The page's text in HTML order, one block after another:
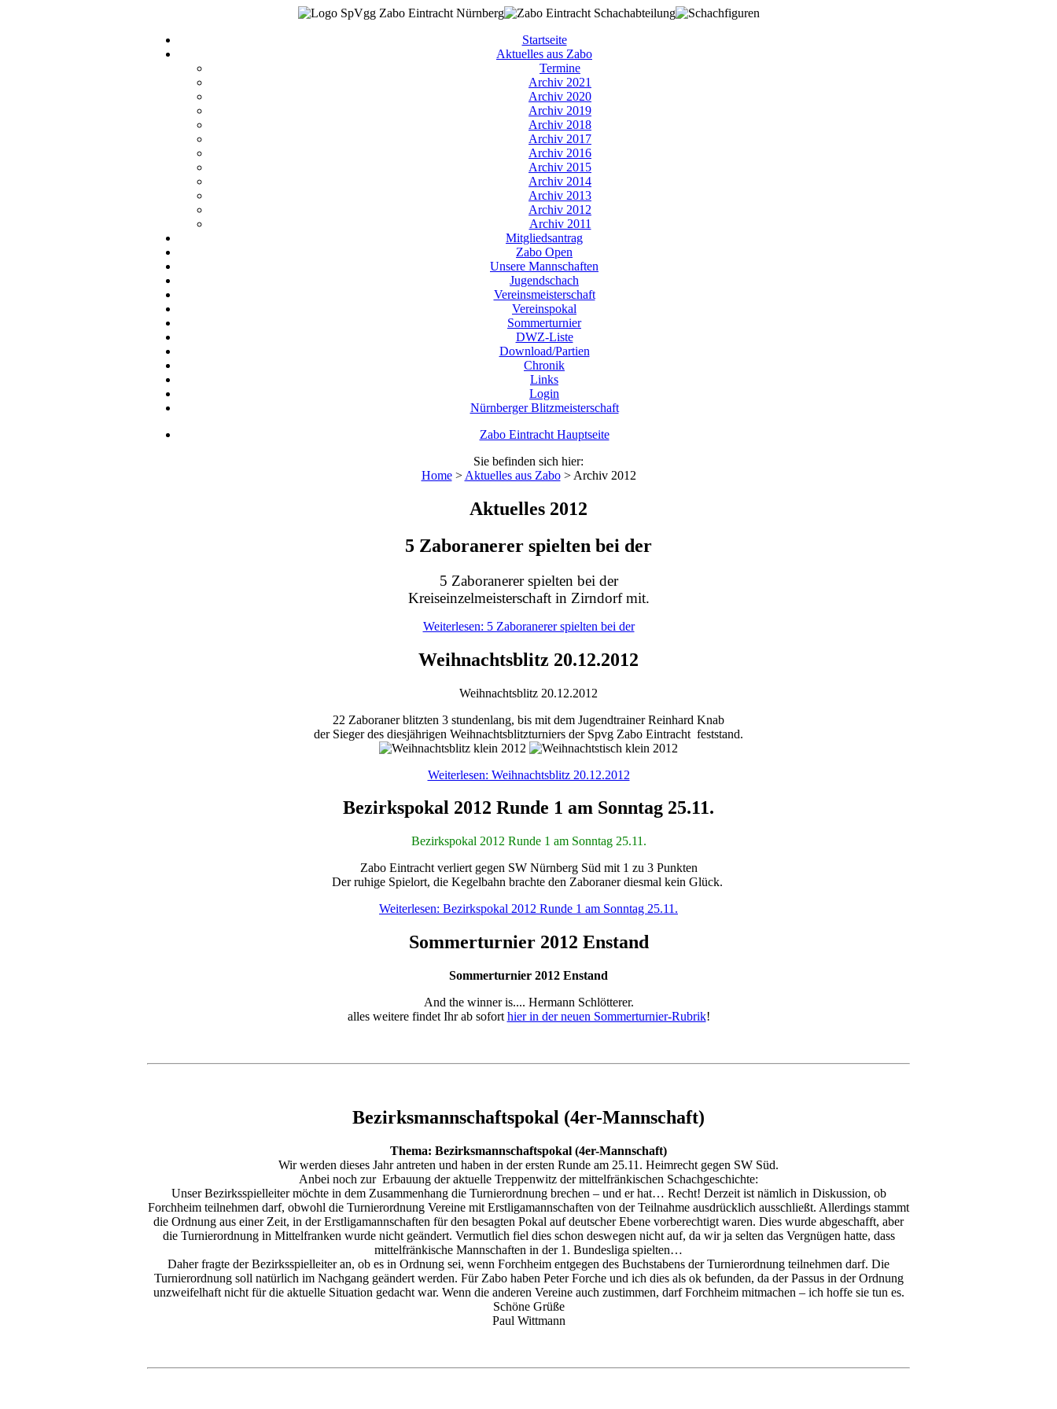
Startseite
Aktuelles aus Zabo
Termine
Archiv 2021
Archiv 2020
Archiv 2019
Archiv 2018
Archiv 2017
Archiv 2016
Archiv 2015
Archiv 2014
Archiv 2013
Archiv 2012
Archiv 2011
Mitgliedsantrag
Zabo Open
Unsere Mannschaften
Jugendschach
Vereinsmeisterschaft
Vereinspokal
Sommerturnier
DWZ-Liste
Download/Partien
Chronik
Links
Login
Nürnberger Blitzmeisterschaft
Zabo Eintracht Hauptseite
Sie befinden sich hier:
Home> Aktuelles aus Zabo> Archiv 2012
Aktuelles 2012
5 Zaboranerer spielten bei der
5 Zaboranerer spielten bei der
Kreiseinzelmeisterschaft in Zirndorf mit.
Weiterlesen: 5 Zaboranerer spielten bei der
Weihnachtsblitz 20.12.2012
Weihnachtsblitz 20.12.2012
22 Zaboraner blitzten 3 stundenlang, bis mit dem Jugendtrainer Reinhard Knab
der Sieger des diesjährigen Weihnachtsblitzturniers der Spvg Zabo Eintracht feststand.
Weiterlesen: Weihnachtsblitz 20.12.2012
Bezirkspokal 2012 Runde 1 am Sonntag 25.11.
Bezirkspokal 2012 Runde 1 am Sonntag 25.11.
Zabo Eintracht verliert gegen SW Nürnberg Süd mit 1 zu 3 Punkten
Der ruhige Spielort, die Kegelbahn brachte den Zaboraner diesmal kein Glück.
Weiterlesen: Bezirkspokal 2012 Runde 1 am Sonntag 25.11.
Sommerturnier 2012 Enstand
Sommerturnier 2012 Enstand
And the winner is.... Hermann Schlötterer.
alles weitere findet Ihr ab sofort hier in der neuen Sommerturnier-Rubrik!
Bezirksmannschaftspokal (4er-Mannschaft)
Thema: Bezirksmannschaftspokal (4er-Mannschaft)
Wir werden dieses Jahr antreten und haben in der ersten Runde am 25.11. Heimrecht gegen SW Süd.
Anbei noch zur Erbauung der aktuelle Treppenwitz der mittelfränkischen Schachgeschichte:
Unser Bezirksspielleiter möchte in dem Zusammenhang die Turnierordnung brechen – und er hat… Recht! Derzeit ist nämlich in Diskussion, ob
Forchheim teilnehmen darf, obwohl die Turnierordnung Vereine mit Erstligamannschaften von der Teilnahme ausdrücklich ausschließt. Allerdings stammt
die Ordnung aus einer Zeit, in der Erstligamannschaften für den besagten Pokal auf deutscher Ebene vorberechtigt waren. Dies wurde abgeschafft, aber
die Turnierordnung in Mittelfranken wurde nicht geändert. Vermutlich fiel dies schon deswegen nicht auf, da wir ja selten das Vergnügen hatte, dass
mittelfränkische Mannschaften in der 1. Bundesliga spielten…
Daher fragte der Bezirksspielleiter an, ob es in Ordnung sei, wenn Forchheim entgegen des Buchstabens der Turnierordnung teilnehmen darf. Die
Turnierordnung soll natürlich im Nachgang geändert werden. Für Zabo haben Peter Forche und ich dies als ok befunden, da der Passus in der Ordnung
unzweifelhaft nicht für die aktuelle Situation gedacht war. Wenn die anderen Vereine auch zustimmen, darf Forchheim mitmachen – ich hoffe sie tun es.
Schöne Grüße
Paul Wittmann